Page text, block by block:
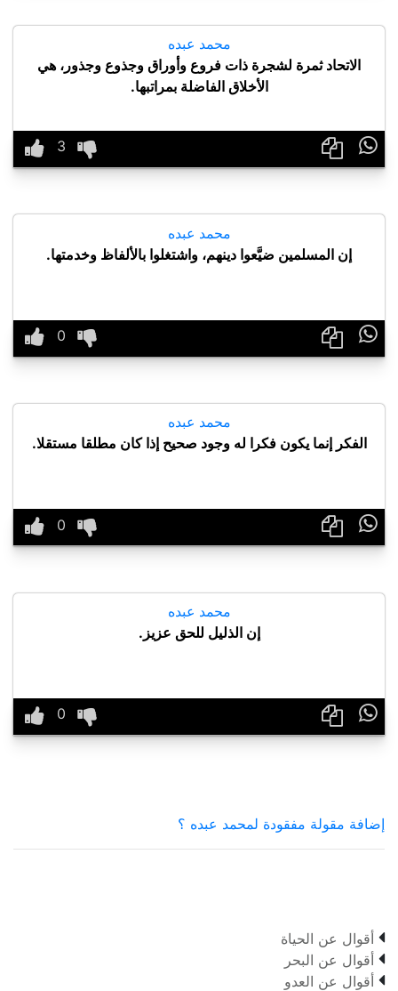
محمد عبده
الاتحاد ثمرة لشجرة ذات فروع وأوراق وجذوع وجذور، هي
الأخلاق الفاضلة بمراتبها.

محمد عبده
إن المسلمين ضيَّعوا دينهم، واشتغلوا بالألفاظ وخدمتها.

محمد عبده
الفكر إنما يكون فكرا له وجود صحيح إذا كان مطلقا مستقلا.

محمد عبده
إن الذليل للحق عزيز.

إضافة مقولة مفقودة لمحمد عبده ؟
 أقوال عن الحياة
 أقوال عن البحر
 أقوال عن العدو